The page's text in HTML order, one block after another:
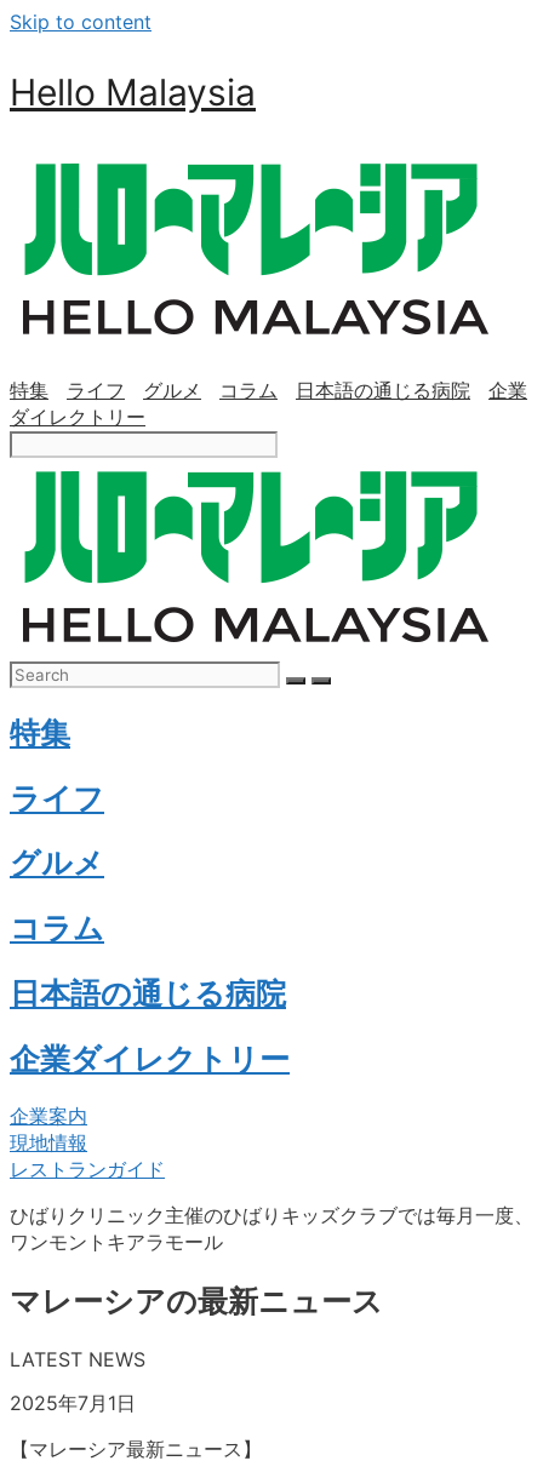
Skip to content
Hello Malaysia
特集 ライフ グルメ コラム 日本語の通じる病院
企業
ダイレクトリー
特集
ライフ
グルメ
コラム
日本語の通じる病院
企業ダイレクトリー
企業案内
現地情報
レストランガイド
ひばりクリニック主催のひばりキッズクラブでは毎月一度、
ワンモントキアラモール
マレーシアの最新ニュース
LATEST NEWS
2025年7月1日
【マレーシア最新ニュース】